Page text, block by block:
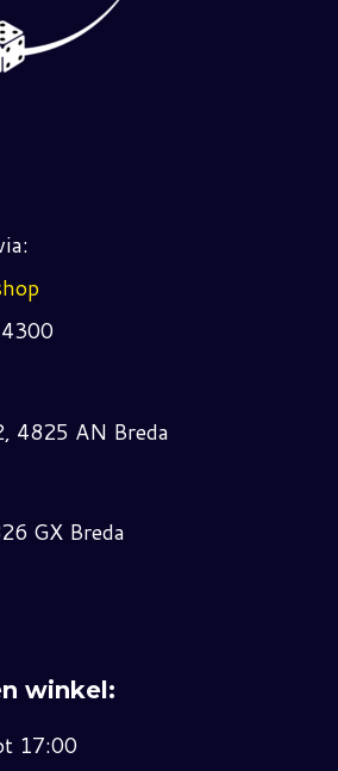
4825 AN Breda
GX Breda
winkel:
17:00